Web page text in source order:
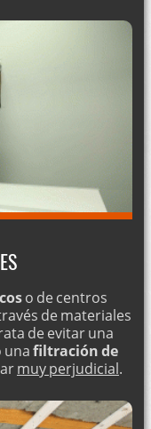
o de centros
de materiales
de evitar una
unafiltración de
muy perjudicial.